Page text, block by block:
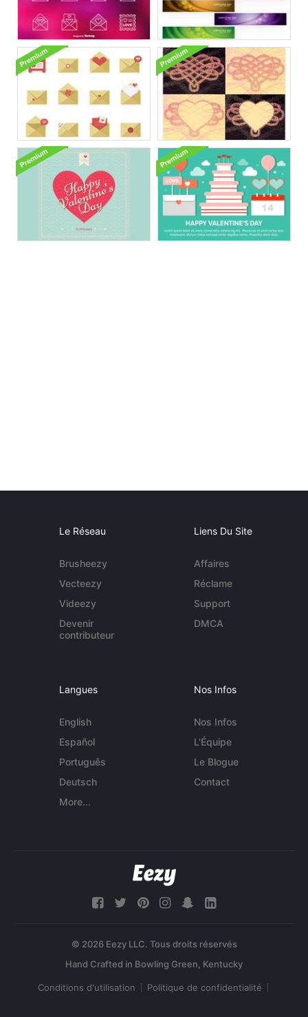
Le Réseau
Brusheezy
Vecteezy
Videezy
Devenir
contributeur
Liens Du Site
Affaires
Réclame
Support
DMCA
Langues
English
Español
Português
Deutsch
More...
Nos Infos
Nos Infos
L'Équipe
Le Blogue
Contact
© 2026 Eezy LLC. Tous droits réservés
Conditions d'utilisation Politique de confidentialité